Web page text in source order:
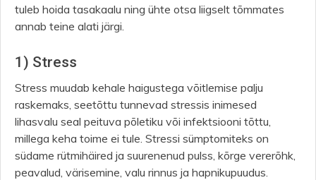
tuleb hoida tasakaalu ning ühte otsa liigselt tõmmates
annab teine alati järgi.
1) Stress
Stress muudab kehale haigustega võitlemise palju
raskemaks, seetõttu tunnevad stressis inimesed
lihasvalu seal peituva põletiku või infektsiooni tõttu,
millega keha toime ei tule. Stressi sümptomiteks on
südame rütmihäired ja suurenenud pulss, kõrge vererõhk,
peavalud, värisemine, valu rinnus ja hapnikupuudus.